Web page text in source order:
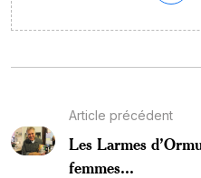
Article précédent
Les Larmes
femmes...